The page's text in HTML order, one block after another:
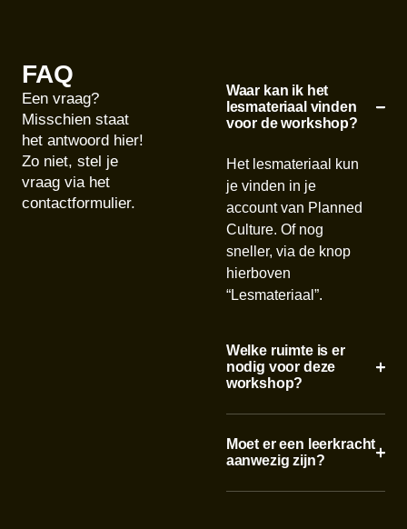
FAQ
Een vraag?
Misschien staat
het antwoord hier!
Zo niet, stel je
vraag via het
contactformulier.
Waar kan ik het
lesmateriaal vinden
voor de workshop?
Het lesmateriaal kun
je vinden in je
account van Planned
Culture. Of nog
sneller, via de knop
hierboven
“Lesmateriaal”.
Welke ruimte is er
nodig voor deze
workshop?
Moet er een leerkracht
aanwezig zijn?